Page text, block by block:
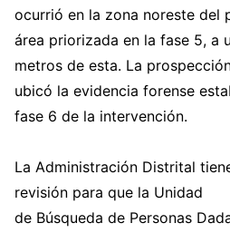
ocurrió en la zona noreste del
área priorizada en la fase 5, a
metros de esta. La
ubicó la evidencia forense
fase 6 de la intervención.
La Administración Distrital
revisión para que la Unidad
de Búsqueda de Personas